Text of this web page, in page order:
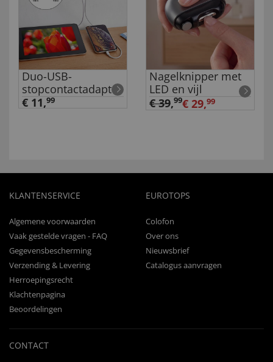
Duo-USB-
stopcontactadapter
€ 11,99
Nagelknipper met
LED en vijl
€ 39,99€ 29,99
KLANTENSERVICE
Algemene voorwaarden
Vaak gestelde vragen - FAQ
Gegevensbescherming
Verzending & Levering
Herroepingsrecht
Klachtenpagina
Beoordelingen
EUROTOPS
Colofon
Over ons
Nieuwsbrief
Catalogus aanvragen
CONTACT